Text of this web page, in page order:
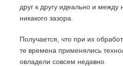
друг к другу идеально и между
никакого зазора.
Получается, что при их
те времена применялись
овладели совсем недавно.